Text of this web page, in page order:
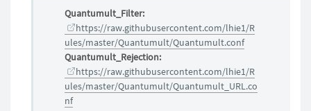
Quantumult_Filter:
https://raw.githubusercontent.com/lhie1/R
ules/master/Quantumult/Quantumult.conf
Quantumult_Rejection:
https://raw.githubusercontent.com/lhie1/R
ules/master/Quantumult/Quantumult_URL.co
nf